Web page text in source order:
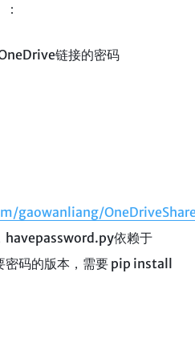
链接的密码
gaowanliang/
havepassword.py依赖于
码的版本，需要 pip install